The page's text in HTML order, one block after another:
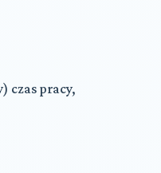
czas pracy,